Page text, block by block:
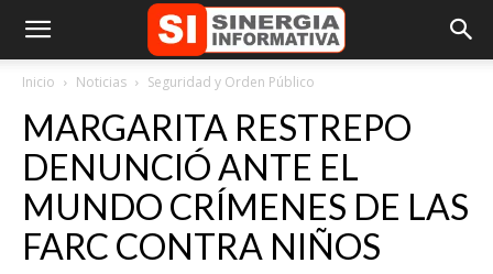
Inicio Noticias Seguridad y Orden Público
MARGARITA RESTREPO
DENUNCIÓ ANTE EL
MUNDO CRÍMENES DE LAS
FARC CONTRA NIÑOS